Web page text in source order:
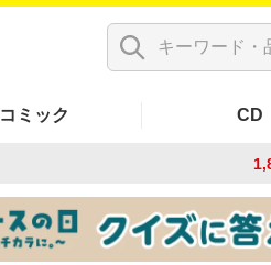
コミック CD